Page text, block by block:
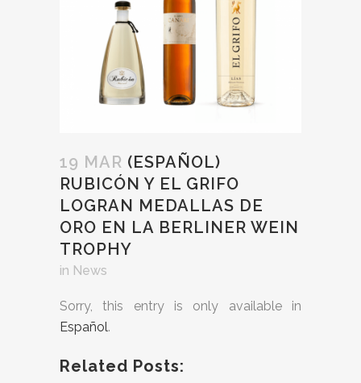
19 MAR (ESPAÑOL)
RUBICÓN Y EL GRIFO
LOGRAN MEDALLAS DE
ORO EN LA BERLINER WEIN
TROPHY
in News
Sorry, this entry is only available in
Español.
Related Posts: